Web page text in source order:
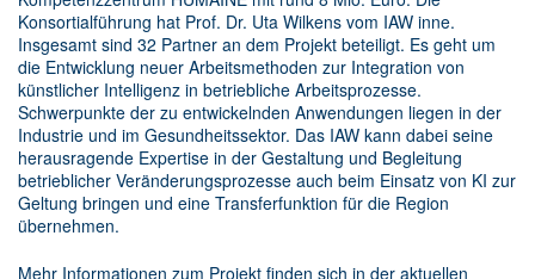
Konsortialführung hat Prof. Dr. Uta Wilkens vom IAW inne.
Insgesamt sind 32 Partner an dem Projekt beteiligt. Es geht um
die Entwicklung neuer Arbeitsmethoden zur Integration von
künstlicher Intelligenz in betriebliche Arbeitsprozesse.
Schwerpunkte der zu entwickelnden Anwendungen liegen in der
Industrie und im Gesundheitssektor. Das IAW kann dabei seine
herausragende Expertise in der Gestaltung und Begleitung
betrieblicher Veränderungsprozesse auch beim Einsatz von KI zur
Geltung bringen und eine Transferfunktion für die Region
übernehmen.
Mehr Informationen zum Projekt finden sich in der aktuellen